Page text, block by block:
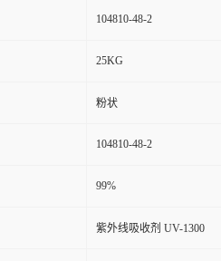
104810-48-2
25KG
粉状
104810-48-2
99%
紫外线吸收剂 UV-1300